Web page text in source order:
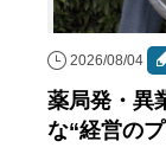
2026/08/04
薬局発・異
な“経営の